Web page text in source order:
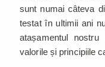
sunt numai câteva
testat în ultimii ani
atașamentul
valorile și principiile